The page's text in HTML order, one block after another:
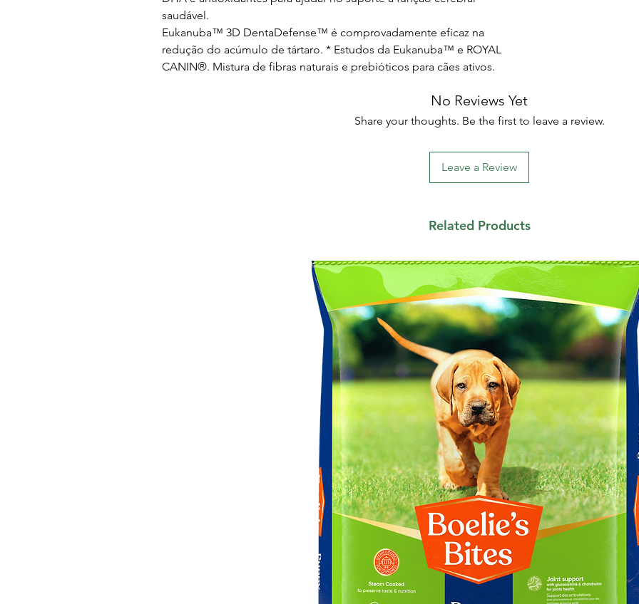
saudável.
Eukanuba™ 3D DentaDefense™ é comprovadamente eficaz na
redução do acúmulo de tártaro. * Estudos da Eukanuba™ e ROYAL
CANIN®. Mistura de fibras naturais e prebióticos para cães ativos.
No Reviews Yet
Share your thoughts. Be the first to leave a review.
Leave a Review
Related Products